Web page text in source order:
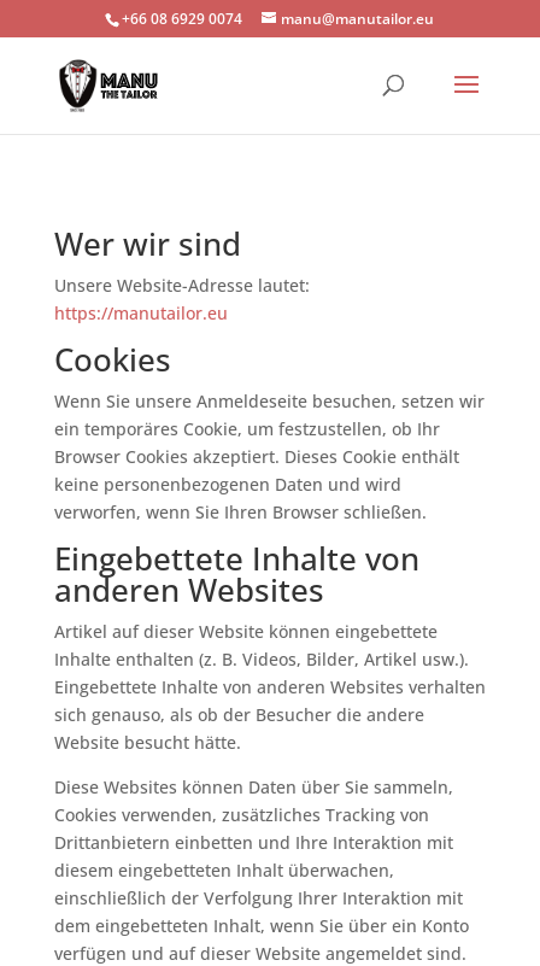
+66 08 6929 0074 manu@manutailor.eu
Wer wir sind
Unsere Website-Adresse lautet:
https://manutailor.eu
Cookies
Wenn Sie unsere Anmeldeseite besuchen, setzen wir
ein temporäres Cookie, um festzustellen, ob Ihr
Browser Cookies akzeptiert. Dieses Cookie enthält
keine personenbezogenen Daten und wird
verworfen, wenn Sie Ihren Browser schließen.
Eingebettete Inhalte von
anderen Websites
Artikel auf dieser Website können eingebettete
Inhalte enthalten (z. B. Videos, Bilder, Artikel usw.).
Eingebettete Inhalte von anderen Websites verhalten
sich genauso, als ob der Besucher die andere
Website besucht hätte.
Diese Websites können Daten über Sie sammeln,
Cookies verwenden, zusätzliches Tracking von
Drittanbietern einbetten und Ihre Interaktion mit
diesem eingebetteten Inhalt überwachen,
einschließlich der Verfolgung Ihrer Interaktion mit
dem eingebetteten Inhalt, wenn Sie über ein Konto
verfügen und auf dieser Website angemeldet sind.